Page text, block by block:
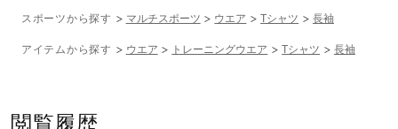
スポーツから探す マルチスポーツ ウエア Tシャツ 長袖
アイテムから探す ウエア トレーニングウエア Tシャツ 長袖
閲覧履歴